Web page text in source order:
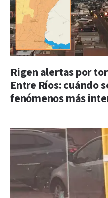
Rigen alertas por
Entre Ríos: cuándo
fenómenos más